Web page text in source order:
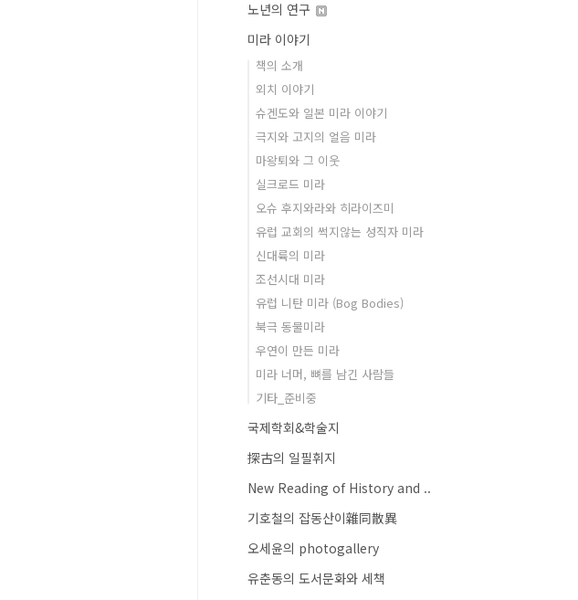
노년의 연구
미라 이야기
책의 소개
외치 이야기
슈겐도와 일본 미라 이야기
극지와 고지의 얼음 미라
마왕퇴와 그 이웃
실크로드 미라
오슈 후지와라와 히라이즈미
유럽 교회의 썩지않는 성직자 미라
신대륙의 미라
조선시대 미라
유럽 니탄 미라 (Bog Bodies)
북극 동물미라
우연이 만든 미라
미라 너머, 뼈를 남긴 사람들
기타_준비중
국제학회&학술지
探古의 일필휘지
New Reading of History and ..
기호철의 잡동산이雜同散異
오세윤의 photogallery
유춘동의 도서문화와 세책